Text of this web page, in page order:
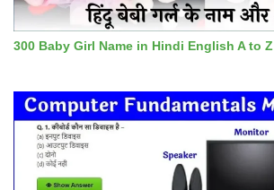
300 Baby Girl Name in Hindi English A to Z